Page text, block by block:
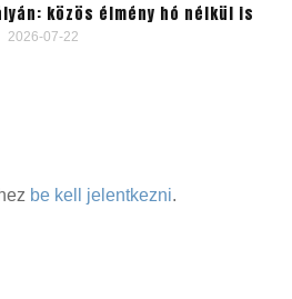
közös élmény hó nélkül is
2026-07-22
be kell jelentkezni.